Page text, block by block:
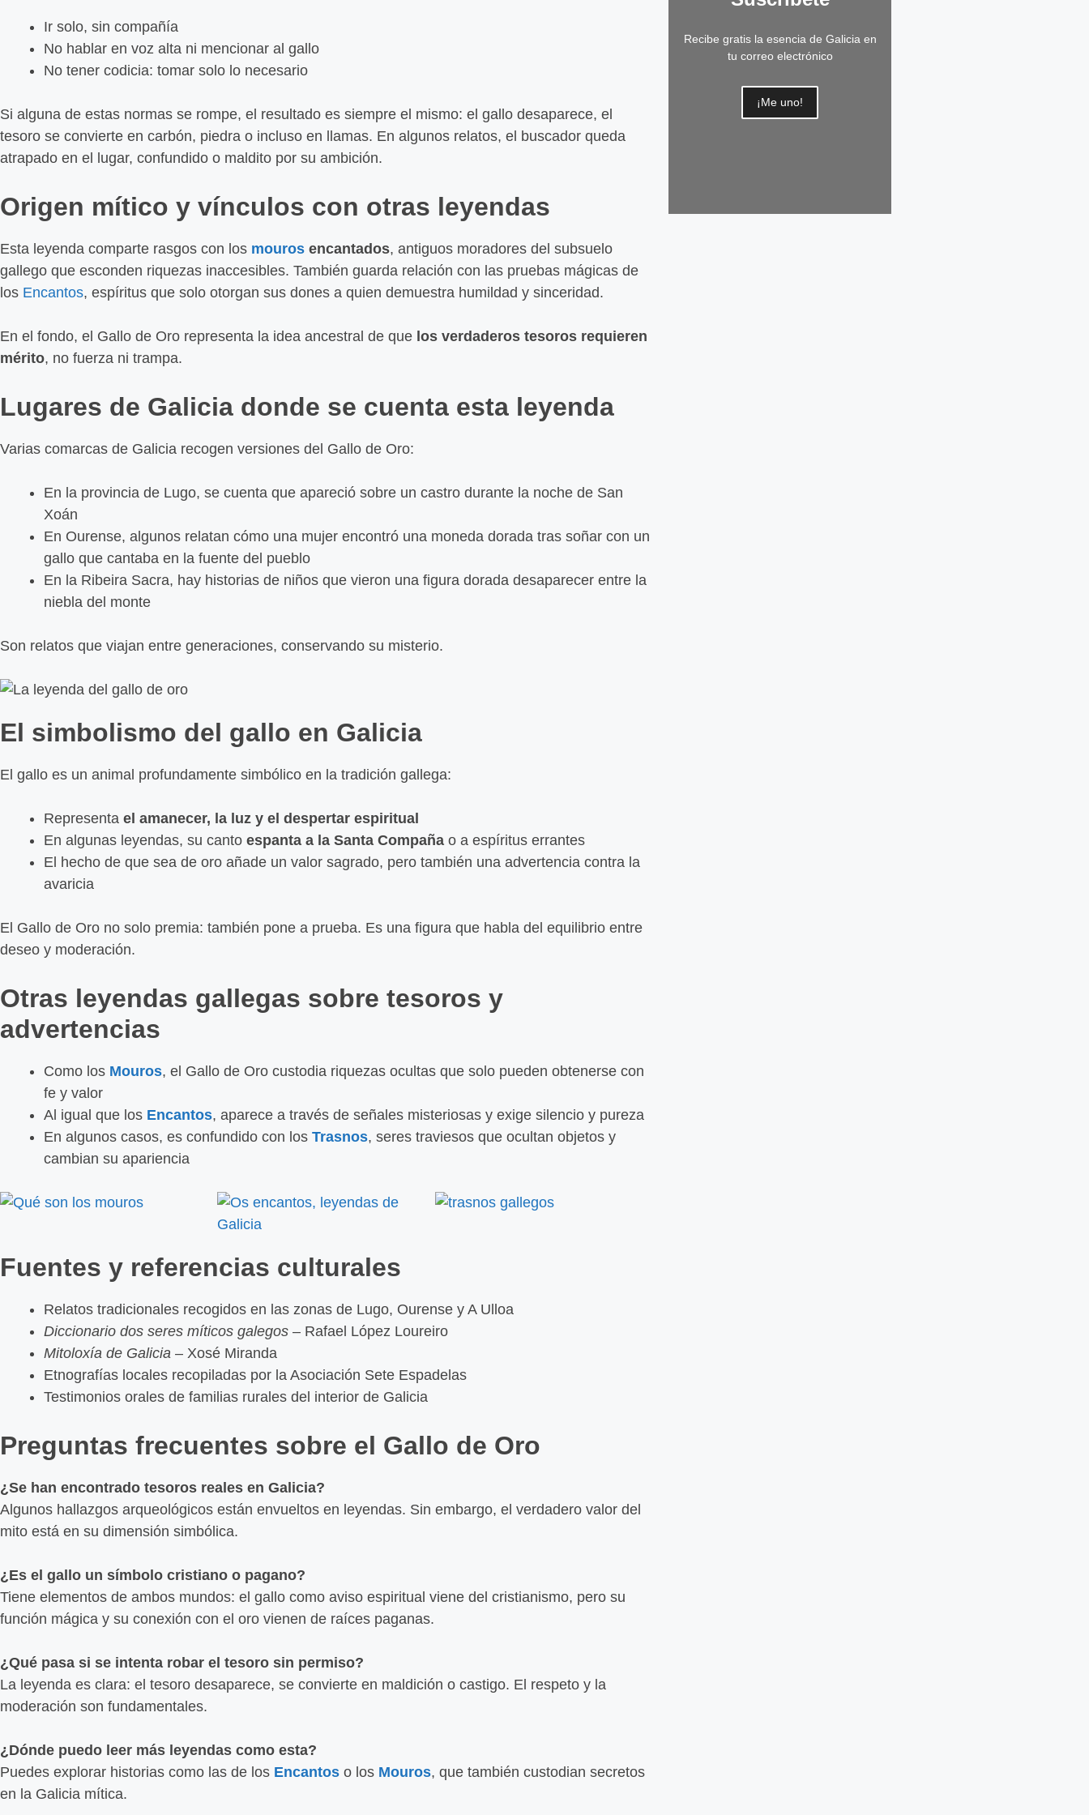
Ir solo, sin compañía
No hablar en voz alta ni mencionar al gallo
No tener codicia: tomar solo lo necesario
Si alguna de estas normas se rompe, el resultado es siempre el mismo: el gallo desaparece, el
tesoro se convierte en carbón, piedra o incluso en llamas. En algunos relatos, el buscador queda
atrapado en el lugar, confundido o maldito por su ambición.
Origen mítico y vínculos con otras leyendas
Esta leyenda comparte rasgos con los mouros encantados, antiguos moradores del subsuelo
gallego que esconden riquezas inaccesibles. También guarda relación con las pruebas mágicas de
los Encantos, espíritus que solo otorgan sus dones a quien demuestra humildad y sinceridad.
En el fondo, el Gallo de Oro representa la idea ancestral de que los verdaderos tesoros requieren
mérito, no fuerza ni trampa.
Lugares de Galicia donde se cuenta esta leyenda
Varias comarcas de Galicia recogen versiones del Gallo de Oro:
En la provincia de Lugo, se cuenta que apareció sobre un castro durante la noche de San
Xoán
En Ourense, algunos relatan cómo una mujer encontró una moneda dorada tras soñar con un
gallo que cantaba en la fuente del pueblo
En la Ribeira Sacra, hay historias de niños que vieron una figura dorada desaparecer entre la
niebla del monte
Son relatos que viajan entre generaciones, conservando su misterio.
El simbolismo del gallo en Galicia
El gallo es un animal profundamente simbólico en la tradición gallega:
Representa el amanecer, la luz y el despertar espiritual
En algunas leyendas, su canto espanta a la Santa Compaña o a espíritus errantes
El hecho de que sea de oro añade un valor sagrado, pero también una advertencia contra la
avaricia
El Gallo de Oro no solo premia: también pone a prueba. Es una figura que habla del equilibrio entre
deseo y moderación.
Otras leyendas gallegas sobre tesoros y
advertencias
Como los Mouros, el Gallo de Oro custodia riquezas ocultas que solo pueden obtenerse con
fe y valor
Al igual que los Encantos, aparece a través de señales misteriosas y exige silencio y pureza
En algunos casos, es confundido con los Trasnos, seres traviesos que ocultan objetos y
cambian su apariencia
Fuentes y referencias culturales
Relatos tradicionales recogidos en las zonas de Lugo, Ourense y A Ulloa
Diccionario dos seres míticos galegos – Rafael López Loureiro
Mitoloxía de Galicia – Xosé Miranda
Etnografías locales recopiladas por la Asociación Sete Espadelas
Testimonios orales de familias rurales del interior de Galicia
Preguntas frecuentes sobre el Gallo de Oro
¿Se han encontrado tesoros reales en Galicia?
Algunos hallazgos arqueológicos están envueltos en leyendas. Sin embargo, el verdadero valor del
mito está en su dimensión simbólica.
¿Es el gallo un símbolo cristiano o pagano?
Tiene elementos de ambos mundos: el gallo como aviso espiritual viene del cristianismo, pero su
función mágica y su conexión con el oro vienen de raíces paganas.
¿Qué pasa si se intenta robar el tesoro sin permiso?
La leyenda es clara: el tesoro desaparece, se convierte en maldición o castigo. El respeto y la
moderación son fundamentales.
¿Dónde puedo leer más leyendas como esta?
Puedes explorar historias como las de los Encantos o los Mouros, que también custodian secretos
en la Galicia mítica.
Recibe gratis la esencia de Galicia en
tu correo electrónico
¡Me uno!